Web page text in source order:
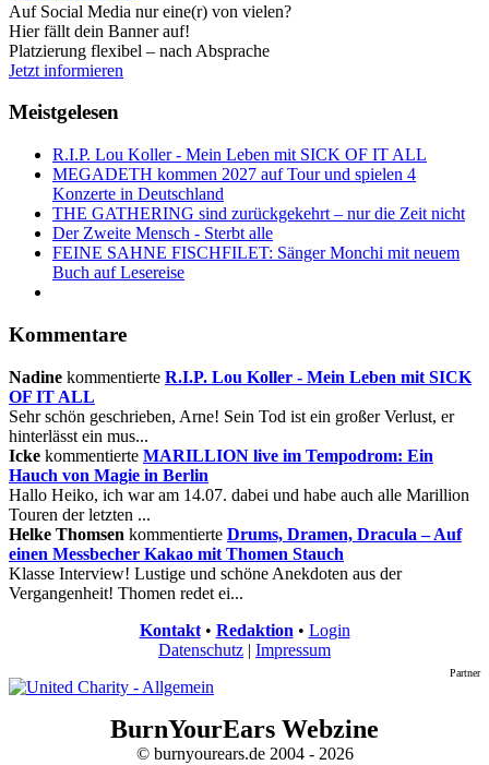
Auf Social Media nur eine(r) von vielen?
Hier fällt dein Banner auf!
Platzierung flexibel – nach Absprache
Jetzt informieren
Meistgelesen
R.I.P. Lou Koller - Mein Leben mit SICK OF IT ALL
MEGADETH kommen 2027 auf Tour und spielen 4
Konzerte in Deutschland
THE GATHERING sind zurückgekehrt – nur die Zeit nicht
Der Zweite Mensch - Sterbt alle
FEINE SAHNE FISCHFILET: Sänger Monchi mit neuem
Buch auf Lesereise
Kommentare
Nadine kommentierte R.I.P. Lou Koller - Mein Leben mit SICK
OF IT ALL
Sehr schön geschrieben, Arne! Sein Tod ist ein großer Verlust, er
hinterlässt ein mus...
Icke kommentierte MARILLION live im Tempodrom: Ein
Hauch von Magie in Berlin
Hallo Heiko, ich war am 14.07. dabei und habe auch alle Marillion
Touren der letzten ...
Helke Thomsen kommentierte Drums, Dramen, Dracula – Auf
einen Messbecher Kakao mit Thomen Stauch
Klasse Interview! Lustige und schöne Anekdoten aus der
Vergangenheit! Thomen redet ei...
Kontakt• Redaktion • Login
Datenschutz | Impressum
Partner
BurnYourEars Webzine
© burnyourears.de 2004 - 2026